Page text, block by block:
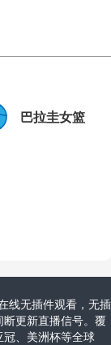
巴拉圭女篮
线无插件观看，无插
更新直播信号。覆
、美洲杯等全球